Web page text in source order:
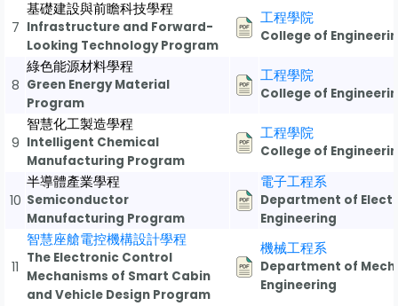
7
基礎建設與前瞻科技學程
Infrastructure and Forward-
Looking Technology Program
工程學院
College of
8
綠色能源材料學程
Green Energy Material
Program
工程學院
College of
9
智慧化工製造學程
Intelligent Chemical
Manufacturing Program
工程學院
College of
10
半導體產業學程
Semiconductor
Manufacturing Program
電子工程系
Department of
Engineering
11
智慧座艙電控機構設計學程
The Electronic Control
Mechanisms of Smart Cabin
and Vehicle Design Program
機械工程系
Department of
Engineering